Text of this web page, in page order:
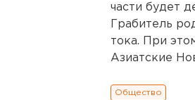
части будет
Грабитель
тока. При
Азиатские
Общество